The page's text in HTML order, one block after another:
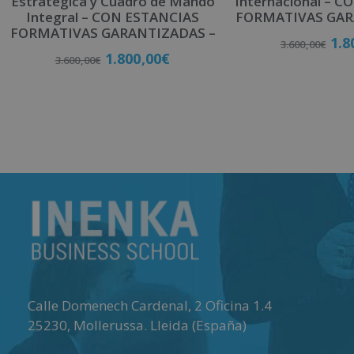
Integral – CON ESTANCIAS
FORMATIVAS GARANTIZADAS –
3.600,00€ 1.800,00€
FORMATIVAS
3.600,00€
Calle Domenech Cardenal, 2 Oficina 1.4
25230, Mollerussa. Lleida (España)